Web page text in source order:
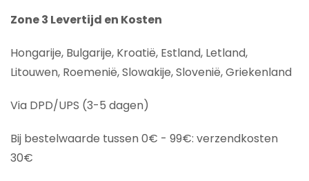
Zone 3 Levertijd en Kosten
Hongarije, Bulgarije, Kroatië, Estland, Letland,
Litouwen, Roemenië, Slowakije, Slovenië, Griekenland
Via DPD/UPS (3-5 dagen)
Bij bestelwaarde tussen 0€ - 99€: verzendkosten
30€